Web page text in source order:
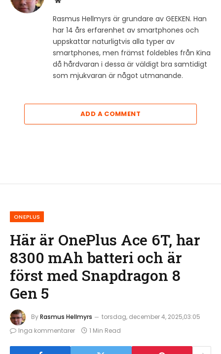
Rasmus Hellmyrs är grundare av GEEKEN. Han
har 14 års erfarenhet av smartphones och
uppskattar naturligtvis alla typer av
smartphones, men främst foldebles från Kina
då hårdvaran i dessa är väldigt bra samtidigt
som mjukvaran är något utmanande.
ADD A COMMENT
ONEPLUS
Här är OnePlus Ace 6T, har
8300 mAh batteri och är
först med Snapdragon 8
Gen 5
ByRasmus Hellmyrs
torsdag, december 4, 2025,03:05
Inga kommentarer
1 Min Read